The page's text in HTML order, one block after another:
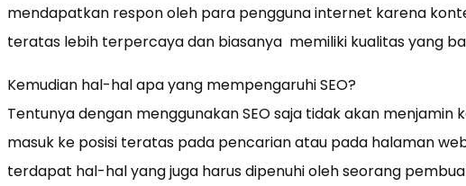
mendapatkan respon oleh para pengguna internet karena
teratas lebih terpercaya dan biasanya memiliki kualitas yang
Kemudian hal-hal apa yang mempengaruhi SEO?
Tentunya dengan menggunakan SEO saja tidak akan menjamin
masuk ke posisi teratas pada pencarian atau pada halaman
terdapat hal-hal yang juga harus dipenuhi oleh seorang